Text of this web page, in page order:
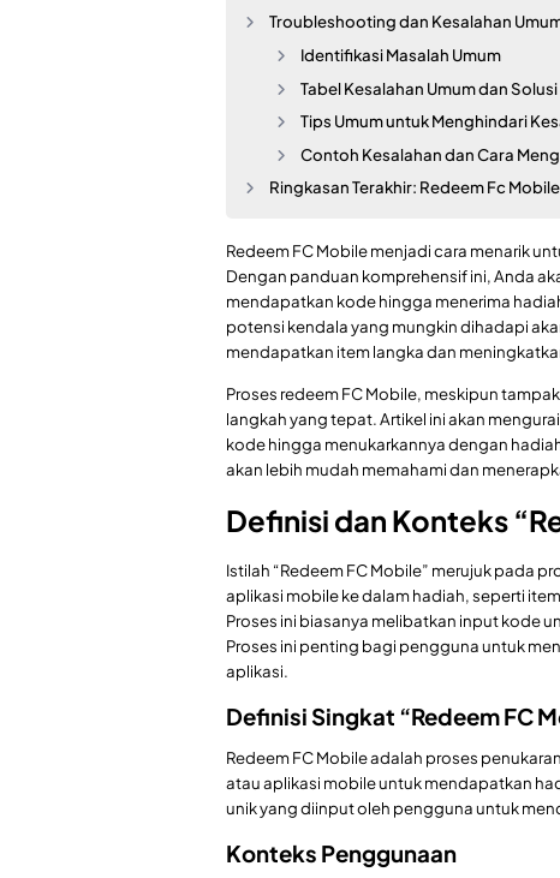
Troubleshooting dan Kesalahan
Identifikasi Masalah Umum
Tabel Kesalahan Umum dan Solusi
Tips Umum untuk Menghindari
Contoh Kesalahan dan Cara
Ringkasan Terakhir: Redeem Fc Mobile
Redeem FC Mobile menjadi cara menarik
Dengan panduan komprehensif ini, Anda
mendapatkan kode hingga menerima
potensi kendala yang mungkin dihadapi
mendapatkan item langka dan
Proses redeem FC Mobile, meskipun
langkah yang tepat. Artikel ini akan
kode hingga menukarkannya dengan
akan lebih mudah memahami dan
Definisi dan Konteks
Istilah “Redeem FC Mobile” merujuk pada
aplikasi mobile ke dalam hadiah, seperti
Proses ini biasanya melibatkan input kode
Proses ini penting bagi pengguna untuk
aplikasi.
Definisi Singkat “Redeem FC
Redeem FC Mobile adalah proses
atau aplikasi mobile untuk mendapatkan
unik yang diinput oleh pengguna untuk
Konteks Penggunaan